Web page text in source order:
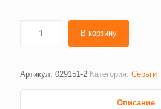
В корзину
Артикул: 029151-2 Категория: Серьги
Описание